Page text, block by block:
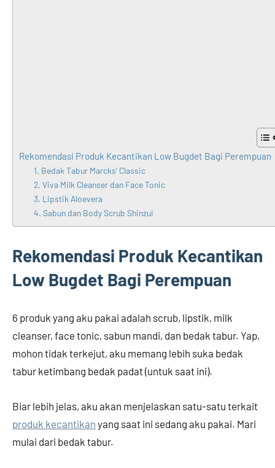
Rekomendasi Produk Kecantikan Low Bugdet Bagi Perempuan
1. Bedak Tabur Marcks’ Classic
2. Viva Milk Cleanser dan Face Tonic
3. Lipstik Aloevera
4. Sabun dan Body Scrub Shinzui
Rekomendasi Produk Kecantikan
Low Bugdet Bagi Perempuan
6 produk yang aku pakai adalah scrub, lipstik, milk
cleanser, face tonic, sabun mandi, dan bedak tabur. Yap,
mohon tidak terkejut, aku memang lebih suka bedak
tabur ketimbang bedak padat (untuk saat ini).
Biar lebih jelas, aku akan menjelaskan satu-satu terkait
produk kecantikan yang saat ini sedang aku pakai. Mari
mulai dari bedak tabur.